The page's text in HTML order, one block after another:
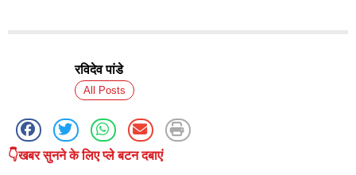
रविदेव पांडे
All Posts
👇खबर सुनने के लिए प्ले बटन दबाएं